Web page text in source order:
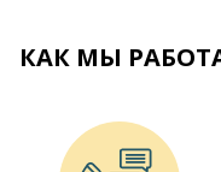
КАК МЫ